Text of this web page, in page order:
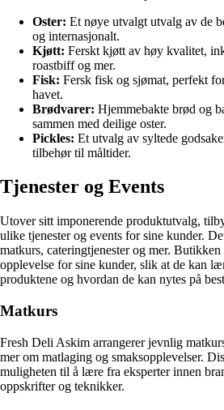
Oster: Et nøye utvalgt utvalg av de
og internasjonalt.
Kjøtt: Ferskt kjøtt av høy kvalitet,
roastbiff og mer.
Fisk: Fersk fisk og sjømat, perfekt
havet.
Brødvarer: Hjemmebakte brød og
sammen med deilige oster.
Pickles: Et utvalg av syltede
tilbehør til måltider.
Tjenester og Events
Utover sitt imponerende produktutvalg,
ulike tjenester og events for sine kunder.
matkurs, cateringtjenester og mer.
opplevelse for sine kunder, slik at de kan
produktene og hvordan de kan nytes på
Matkurs
Fresh Deli Askim arrangerer jevnlig
mer om matlaging og smaksopplevelser.
muligheten til å lære fra eksperter innen
oppskrifter og teknikker.